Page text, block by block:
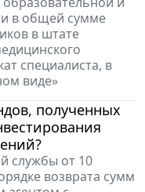
в общей сумме
в штате
специалиста, в
виде»
полученных
службы от 10
возврата сумм